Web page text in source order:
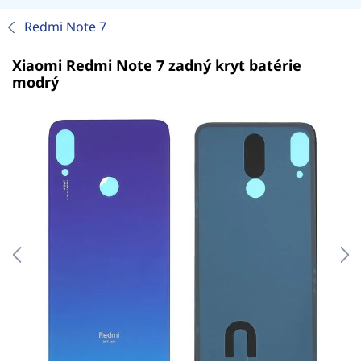
Redmi Note 7
Xiaomi Redmi Note 7 zadný kryt batérie
modrý